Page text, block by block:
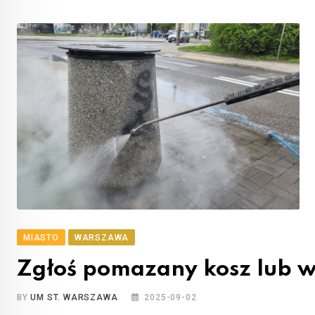
MIASTO WARSZAWA
Zgłoś pomazany kosz lub
BYUM ST. WARSZAWA 2025-09-02